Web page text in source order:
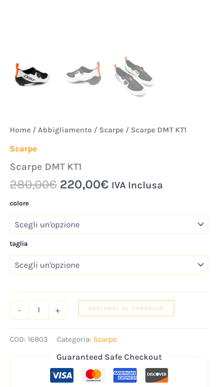
Home / Abbigliamento / Scarpe / Scarpe DMT KT1
Scarpe
Scarpe DMT KT1
280,00€ 220,00€ IVA Inclusa
colore
taglia
- + AGGIUNGI AL CARRELLO
COD: 16803 Categoria: Scarpe
Guaranteed Safe Checkout